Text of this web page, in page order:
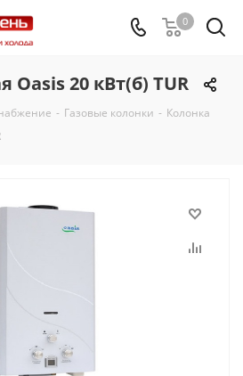
0
Oasis 20 кВт(б) TUR
- Газовые колонки - Колонка